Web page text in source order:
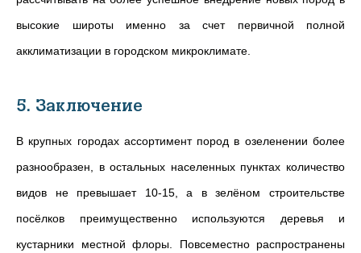
высокие широты именно за счет первичной полной
акклиматизации в городском микроклимате.
5. Заключение
В крупных городах ассортимент пород в озеленении более
разнообразен, в остальных населенных пунктах количество
видов не превышает 10-15, а в зелёном строительстве
посёлков преимущественно используются деревья и
кустарники местной флоры. Повсеместно распространены